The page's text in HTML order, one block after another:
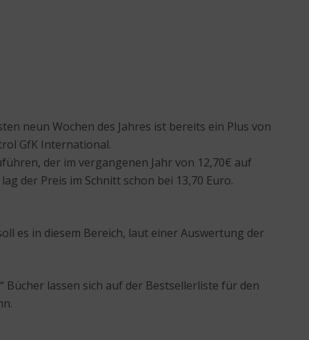
neun Wochen des Jahres ist bereits ein Plus von
GfK International.
der im vergangenen Jahr von 12,70€ auf
der Preis im Schnitt schon bei 13,70 Euro.
es in diesem Bereich, laut einer Auswertung der
lassen sich auf der Bestsellerliste für den